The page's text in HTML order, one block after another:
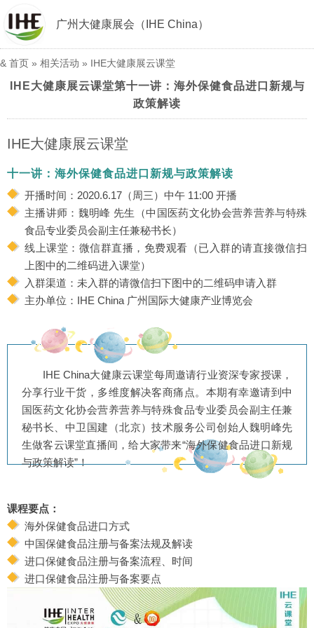
广州大健康展会（IHE China）
& 首页 » 相关活动 » IHE大健康展云课堂
IHE大健康展云课堂第十一讲：海外保健食品进口新规与
政策解读
IHE大健康展云课堂
十一讲：海外保健食品进口新规与政策解读
开播时间：2020.6.17（周三）中午 11:00 开播
主播讲师：魏明峰 先生（中国医药文化协会营养营养与特殊
食品专业委员会副主任兼秘书长）
线上课堂：微信群直播，免费观看（已入群的请直接微信扫
上图中的二维码进入课堂）
入群渠道：未入群的请微信扫下图中的二维码申请入群
主办单位：IHE China 广州国际大健康产业博览会
IHE China大健康云课堂每周邀请行业资深专家授课，
分享行业干货，多维度解决客商痛点。本期有幸邀请到中
国医药文化协会营养营养与特殊食品专业委员会副主任兼
秘书长、中卫国建（北京）技术服务公司创始人魏明峰先
生做客云课堂直播间，给大家带来“海外保健食品进口新规
与政策解读”！
课程要点：
海外保健食品进口方式
中国保健食品注册与备案法规及解读
进口保健食品注册与备案流程、时间
进口保健食品注册与备案要点